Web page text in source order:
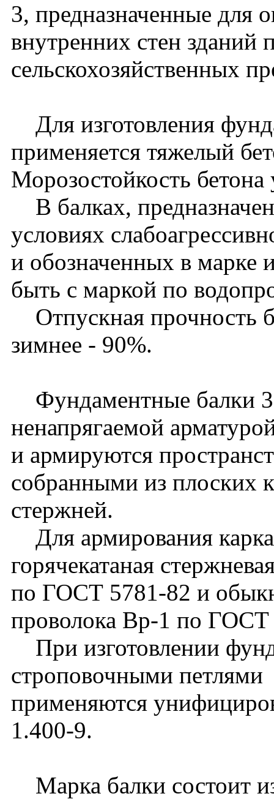
3, предназначенные для
внутренних стен
сельскохозяйственных
Для изготовления
применяется тяжелый
Морозостойкость бетона
В балках,
условиях
и обозначенных в марке
быть с маркой по
Отпускная прочность
зимнее - 90%.
Фундаментные балки
ненапрягаемой
и армируются
собранными из плоских
стержней.
Для армирования
горячекатаная
по ГОСТ 5781-82 и
проволока Вр-1 по ГОСТ
При изготовлении
строповочными петлями
применяются
1.400-9.
Марка балки состоит